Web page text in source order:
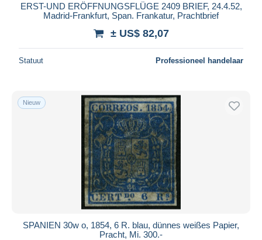
ERST-UND ERÖFFNUNGSFLÜGE 2409 BRIEF, 24.4.52,
Madrid-Frankfurt, Span. Frankatur, Prachtbrief
± US$ 82,07
Statuut Professioneel handelaar
Nieuw
SPANIEN 30w o, 1854, 6 R. blau, dünnes weißes Papier,
Pracht, Mi. 300.-